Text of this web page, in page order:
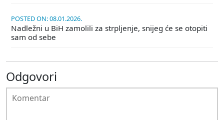
POSTED ON: 08.01.2026.
Nadležni u BiH zamolili za strpljenje, snijeg će se otopiti
sam od sebe
Odgovori